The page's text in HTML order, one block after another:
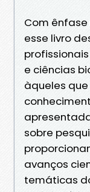
Com
esse livro
e ciências
àqueles
sobre
avanços
temáticas